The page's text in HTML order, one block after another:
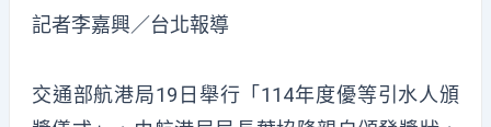
記者李嘉興／台北報導
交通部航港局19日舉行「114年度優等引水人頒